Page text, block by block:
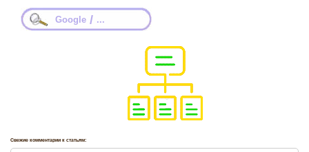
Google / ...
Свежие комментарии к статьям: